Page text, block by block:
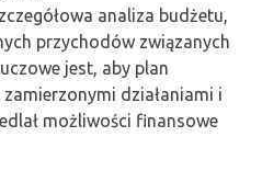
analiza budżetu,
przychodów związanych
jest, aby plan
działaniami i
możliwości finansowe